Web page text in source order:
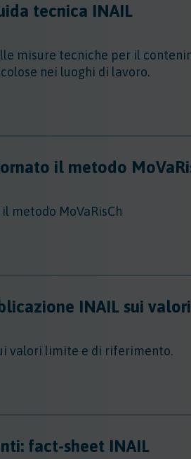
tecnica INAIL
misure tecniche per il
nei luoghi di lavoro.
il metodo
metodo MoVaRisCh
INAIL sui
valori limite e di riferimento.
fact-sheet INAIL